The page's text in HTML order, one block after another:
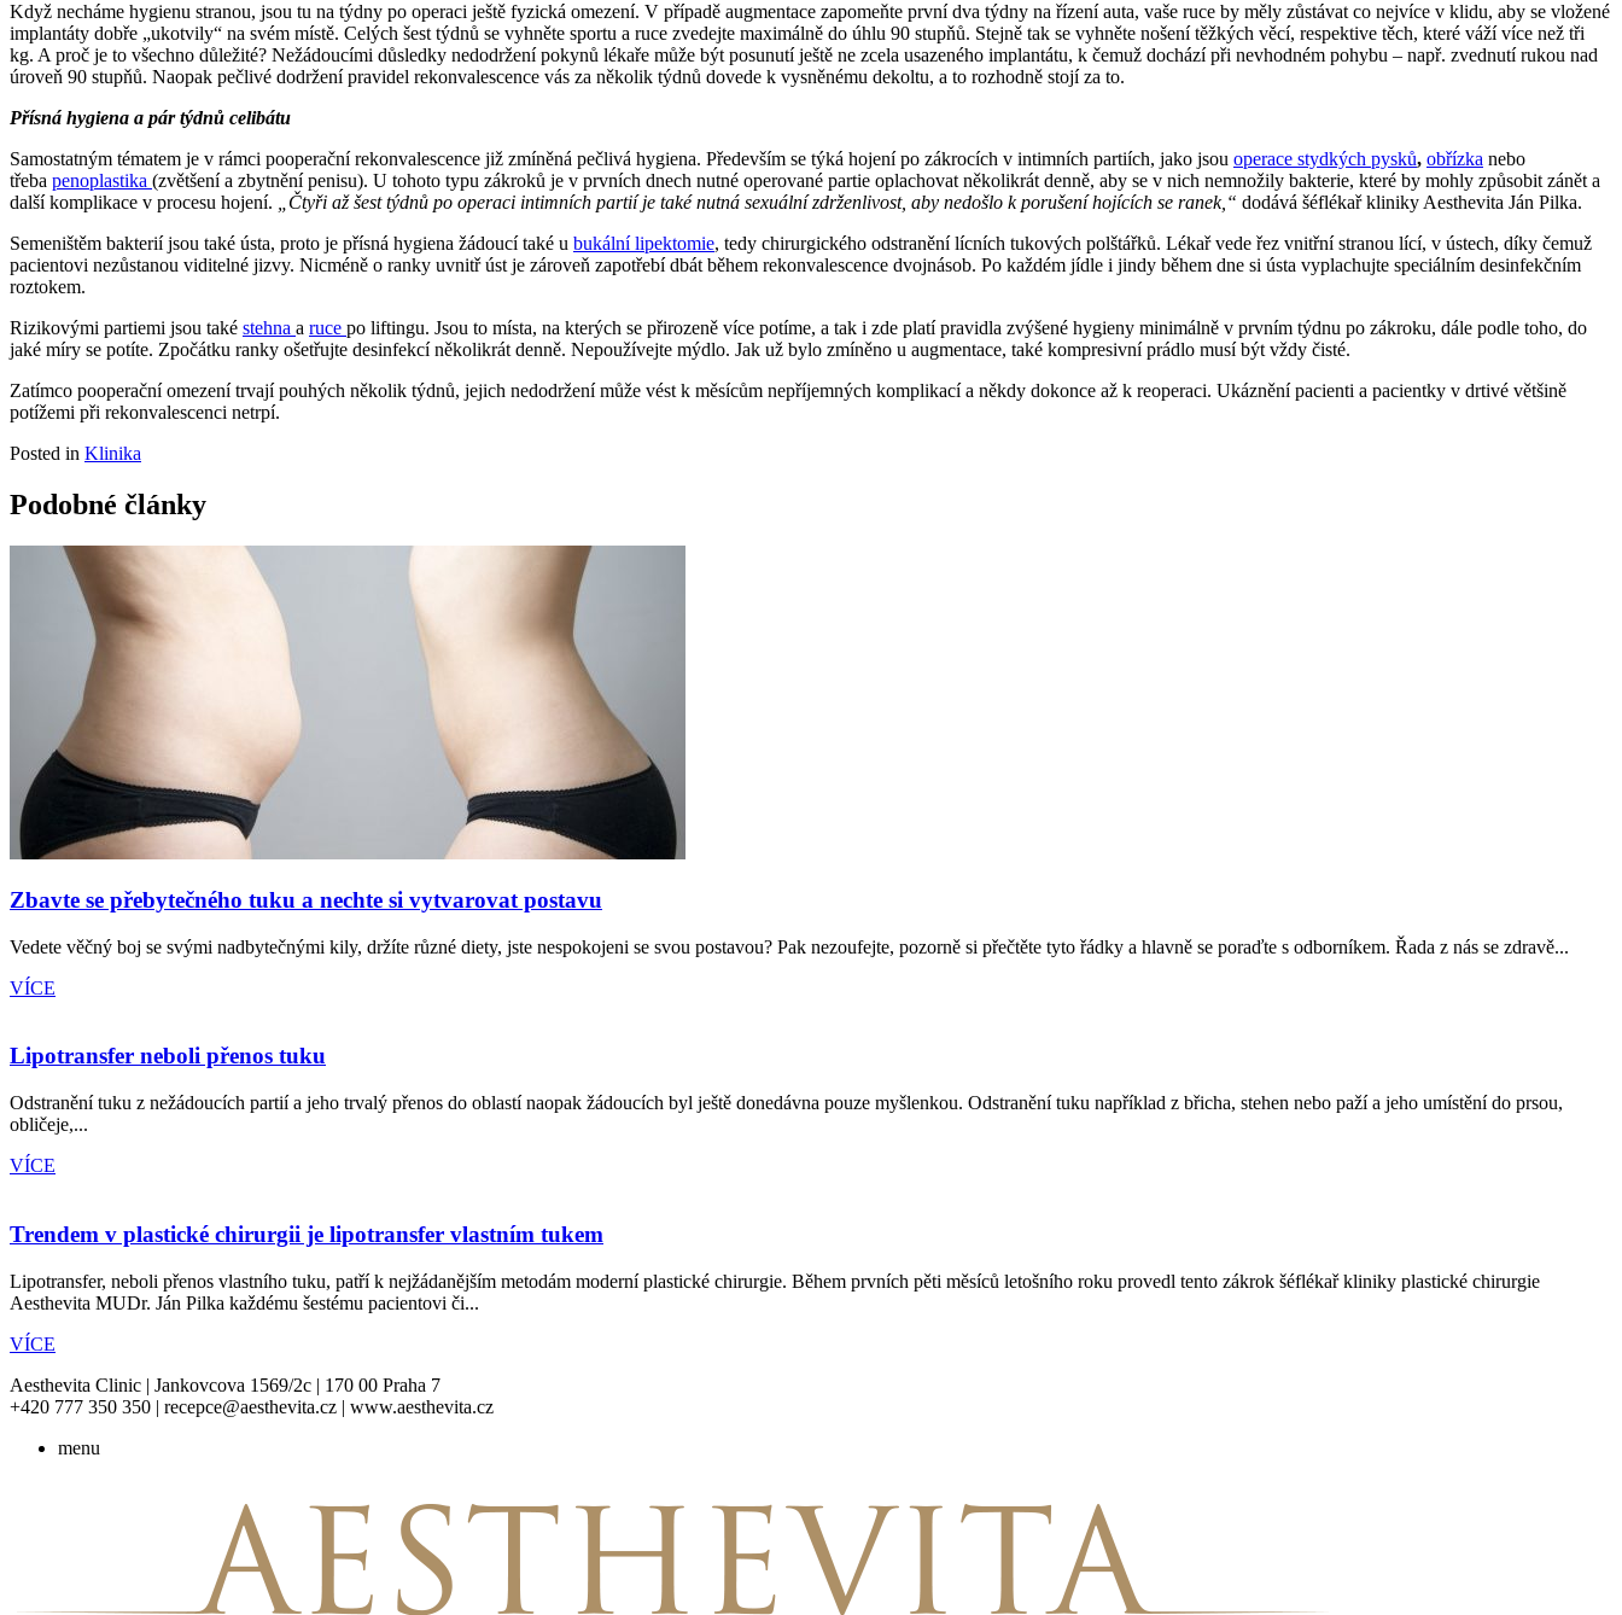
Když necháme hygienu stranou, jsou tu na týdny po operaci ještě fyzická omezení. V případě augmentace zapomeňte první dva týdny na řízení auta, vaše ruce by měly zůstávat co nejvíce v klidu, aby se vložené
implantáty dobře „ukotvily“ na svém místě. Celých šest týdnů se vyhněte sportu a ruce zvedejte maximálně do úhlu 90 stupňů. Stejně tak se vyhněte nošení těžkých věcí, respektive těch, které váží více než tři
kg. A proč je to všechno důležité? Nežádoucími důsledky nedodržení pokynů lékaře může být posunutí ještě ne zcela usazeného implantátu, k čemuž dochází při nevhodném pohybu – např. zvednutí rukou nad
úroveň 90 stupňů. Naopak pečlivé dodržení pravidel rekonvalescence vás za několik týdnů dovede k vysněnému dekoltu, a to rozhodně stojí za to.
Přísná hygiena a pár týdnů celibátu
Samostatným tématem je v rámci pooperační rekonvalescence již zmíněná pečlivá hygiena. Především se týká hojení po zákrocích v intimních partiích, jako jsou operace stydkých pysků, obřízka nebo
třeba penoplastika (zvětšení a zbytnění penisu). U tohoto typu zákroků je v prvních dnech nutné operované partie oplachovat několikrát denně, aby se v nich nemnožily bakterie, které by mohly způsobit zánět a
další komplikace v procesu hojení. „Čtyři až šest týdnů po operaci intimních partií je také nutná sexuální zdrženlivost, aby nedošlo k porušení hojících se ranek,“ dodává šéflékař kliniky Aesthevita Ján Pilka.
Semeništěm bakterií jsou také ústa, proto je přísná hygiena žádoucí také u bukální lipektomie, tedy chirurgického odstranění lícních tukových polštářků. Lékař vede řez vnitřní stranou lící, v ústech, díky čemuž
pacientovi nezůstanou viditelné jizvy. Nicméně o ranky uvnitř úst je zároveň zapotřebí dbát během rekonvalescence dvojnásob. Po každém jídle i jindy během dne si ústa vyplachujte speciálním desinfekčním
roztokem.
Rizikovými partiemi jsou také stehna a ruce po liftingu. Jsou to místa, na kterých se přirozeně více potíme, a tak i zde platí pravidla zvýšené hygieny minimálně v prvním týdnu po zákroku, dále podle toho, do
jaké míry se potíte. Zpočátku ranky ošetřujte desinfekcí několikrát denně. Nepoužívejte mýdlo. Jak už bylo zmíněno u augmentace, také kompresivní prádlo musí být vždy čisté.
Zatímco pooperační omezení trvají pouhých několik týdnů, jejich nedodržení může vést k měsícům nepříjemných komplikací a někdy dokonce až k reoperaci. Ukáznění pacienti a pacientky v drtivé většině
potížemi při rekonvalescenci netrpí.
Posted in Klinika
Podobné články
Zbavte se přebytečného tuku a nechte si vytvarovat postavu
Vedete věčný boj se svými nadbytečnými kily, držíte různé diety, jste nespokojeni se svou postavou? Pak nezoufejte, pozorně si přečtěte tyto řádky a hlavně se poraďte s odborníkem. Řada z nás se zdravě...
VÍCE
Lipotransfer neboli přenos tuku
Odstranění tuku z nežádoucích partií a jeho trvalý přenos do oblastí naopak žádoucích byl ještě donedávna pouze myšlenkou. Odstranění tuku například z břicha, stehen nebo paží a jeho umístění do prsou,
obličeje,...
VÍCE
Trendem v plastické chirurgii je lipotransfer vlastním tukem
Lipotransfer, neboli přenos vlastního tuku, patří k nejžádanějším metodám moderní plastické chirurgie. Během prvních pěti měsíců letošního roku provedl tento zákrok šéflékař kliniky plastické chirurgie
Aesthevita MUDr. Ján Pilka každému šestému pacientovi či...
VÍCE
Aesthevita Clinic | Jankovcova 1569/2c | 170 00 Praha 7
+420 777 350 350 | recepce@aesthevita.cz | www.aesthevita.cz
menu